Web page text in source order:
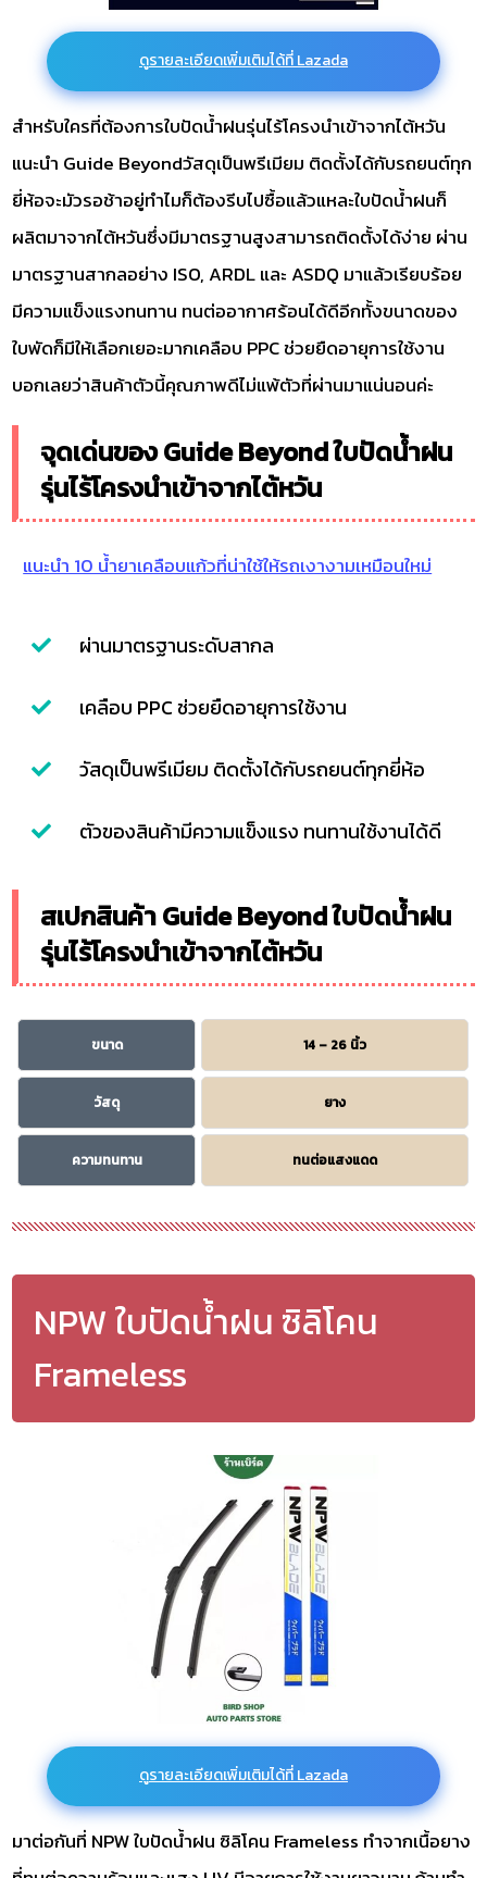
ดูรายละเอียดเพิ่มเติมได้ที่ Lazada
สำหรับใครที่ต้องการใบปัดน้ำฝนรุ่นไร้โครงนำเข้าจากไต้หวัน
แนะนำ Guide Beyondวัสดุเป็นพรีเมียม ติดตั้งได้กับรถยนต์ทุก
ยี่ห้อจะมัวรอช้าอยู่ทำไมก็ต้องรีบไปซื้อแล้วแหละใบปัดน้ำฝนก็
ผลิตมาจากไต้หวันซึ่งมีมาตรฐานสูงสามารถติดตั้งได้ง่าย ผ่าน
มาตรฐานสากลอย่าง ISO, ARDL และ ASDQ มาแล้วเรียบร้อย
มีความแข็งแรงทนทาน ทนต่ออากาศร้อนได้ดีอีกทั้งขนาดของ
ใบพัดก็มีให้เลือกเยอะมากเคลือบ PPC ช่วยยืดอายุการใช้งาน
บอกเลยว่าสินค้าตัวนี้คุณภาพดีไม่แพ้ตัวที่ผ่านมาแน่นอนค่ะ
จุดเด่นของ Guide Beyond ใบปัดน้ำฝน
รุ่นไร้โครงนำเข้าจากไต้หวัน
แนะนำ 10 น้ำยาเคลือบแก้วที่น่าใช้ให้รถเงางามเหมือนใหม่
ผ่านมาตรฐานระดับสากล
เคลือบ PPC ช่วยยืดอายุการใช้งาน
วัสดุเป็นพรีเมียม ติดตั้งได้กับรถยนต์ทุกยี่ห้อ
ตัวของสินค้ามีความแข็งแรง ทนทานใช้งานได้ดี
สเปกสินค้า Guide Beyond ใบปัดน้ำฝน
รุ่นไร้โครงนำเข้าจากไต้หวัน
ขนาด 14 – 26 นิ้ว
วัสดุ ยาง
ความทนทาน ทนต่อแสงแดด
NPW ใบปัดน้ำฝน ซิลิโคน
Frameless
ดูรายละเอียดเพิ่มเติมได้ที่ Lazada
มาต่อกันที่ NPW ใบปัดน้ำฝน ซิลิโคน Frameless ทำจากเนื้อยาง